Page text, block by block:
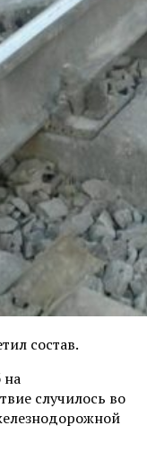
состав.
на
случилось во